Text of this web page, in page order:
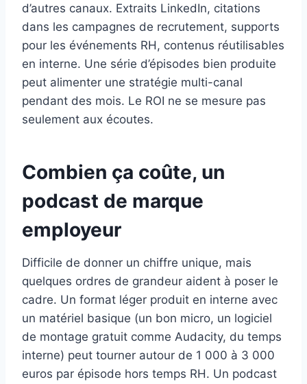
d’autres canaux. Extraits LinkedIn, citations
dans les campagnes de recrutement, supports
pour les événements RH, contenus réutilisables
en interne. Une série d’épisodes bien produite
peut alimenter une stratégie multi-canal
pendant des mois. Le ROI ne se mesure pas
seulement aux écoutes.
Combien ça coûte, un
podcast de marque
employeur
Difficile de donner un chiffre unique, mais
quelques ordres de grandeur aident à poser le
cadre. Un format léger produit en interne avec
un matériel basique (un bon micro, un logiciel
de montage gratuit comme Audacity, du temps
interne) peut tourner autour de 1 000 à 3 000
euros par épisode hors temps RH. Un podcast